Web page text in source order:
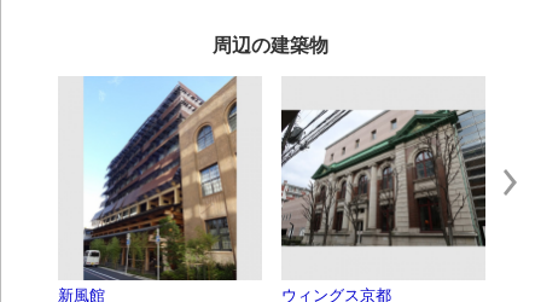
周辺の建築物
新風館 ウィングス京都